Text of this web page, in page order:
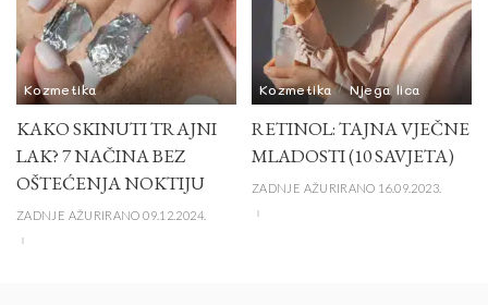
Kozmetika
KAKO SKINUTI TRAJNI
LAK? 7 NAČINA BEZ
OŠTEĆENJA NOKTIJU
ZADNJE AŽURIRANO 09.12.2024.
Kozmetika Njega lica
RETINOL: TAJNA VJEČNE
MLADOSTI (10 SAVJETA)
ZADNJE AŽURIRANO 16.09.2023.